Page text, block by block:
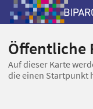
Öffentliche
Auf dieser Karte
die einen Startpunkt